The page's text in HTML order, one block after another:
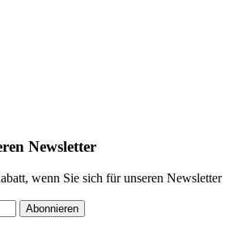
Newsletter
wenn Sie sich für unseren Newsletter
Abonnieren